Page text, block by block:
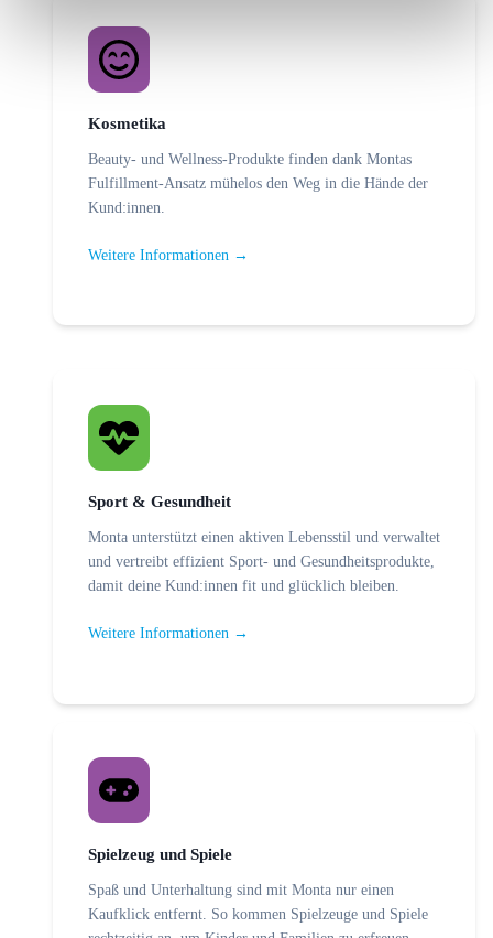
Kosmetika
Beauty- und Wellness-Produkte finden dank Montas
Fulfillment-Ansatz mühelos den Weg in die Hände der
Kund:innen.
Weitere Informationen →
Sport & Gesundheit
Monta unterstützt einen aktiven Lebensstil und verwaltet
und vertreibt effizient Sport- und Gesundheitsprodukte,
damit deine Kund:innen fit und glücklich bleiben.
Weitere Informationen →
Spielzeug und Spiele
Spaß und Unterhaltung sind mit Monta nur einen
Kaufklick entfernt. So kommen Spielzeuge und Spiele